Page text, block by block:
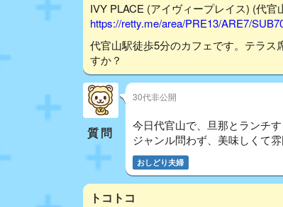
IVY PLACE (アイヴィープレイス) (代官
https://retty.me/area/PRE13/ARE7/
代官山駅徒歩5分のカフェです。テラ
すか？
質問
30代非公開
今日代官山で、旦那とランチす
ジャンル問わず、美味しくて
おしどり夫婦
トコトコ